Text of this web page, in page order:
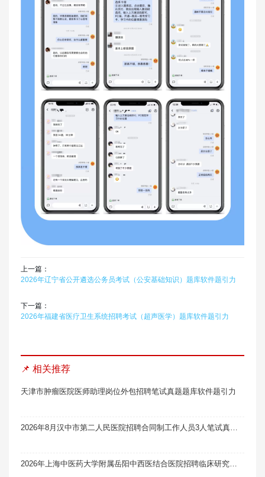
上一篇：
2026年辽宁省公开遴选公务员考试（公安基础知识）题库软件题引力
下一篇：
2026年福建省医疗卫生系统招聘考试（超声医学）题库软件题引力
📌 相关推荐
天津市肿瘤医院医师助理岗位外包招聘笔试真题题库软件题引力